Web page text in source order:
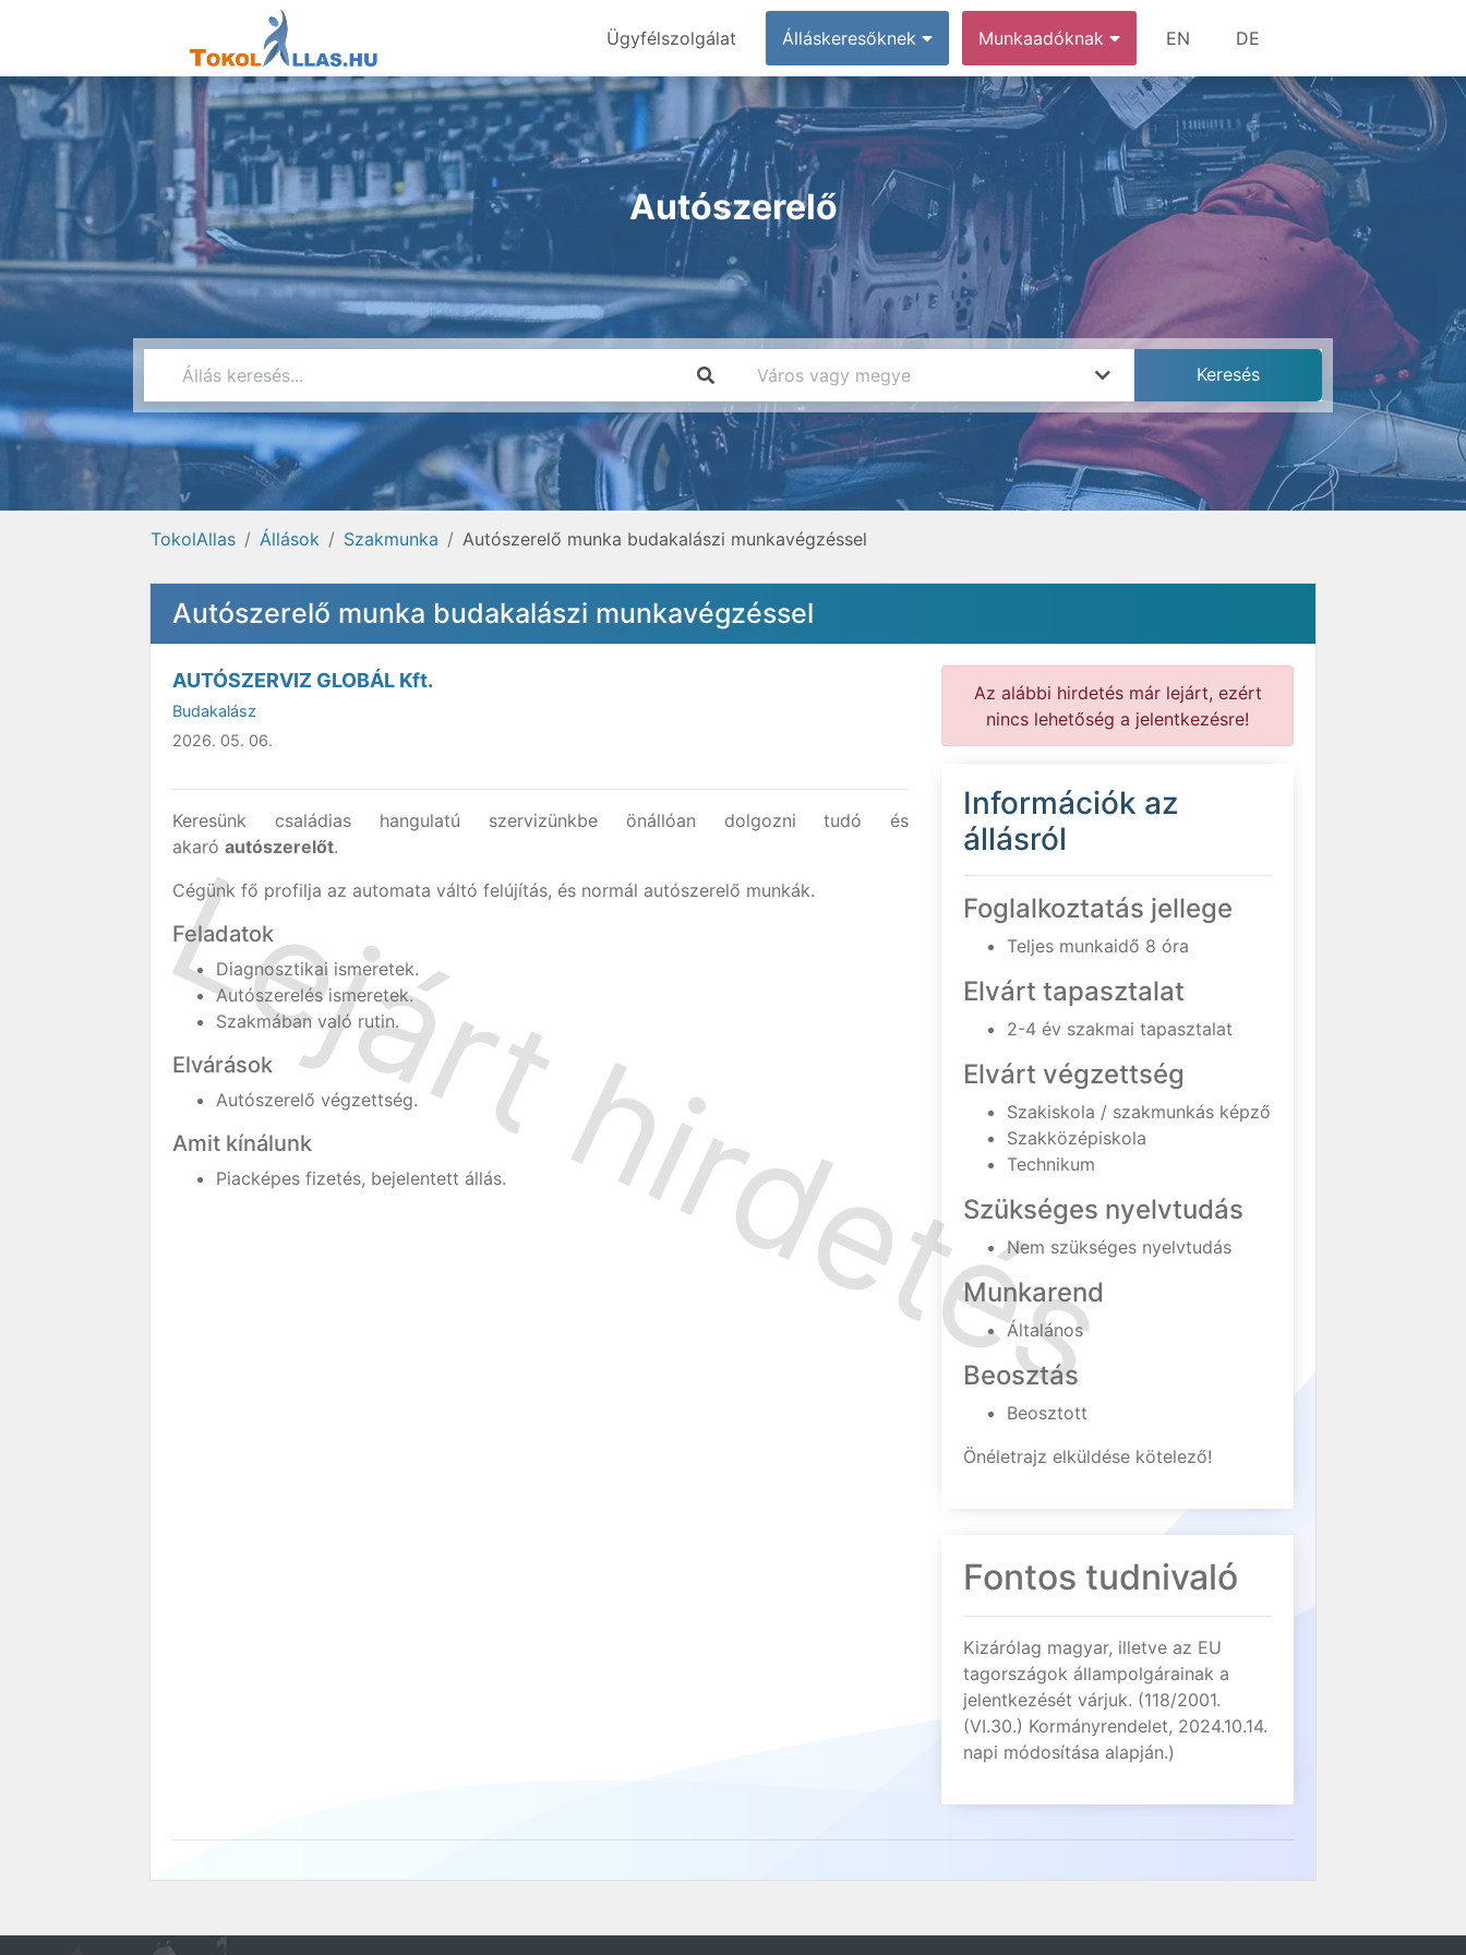
Ügyfélszolgálat Álláskeresőknek Munkaadóknak EN DE
Autószerelő
TokolAllas Állások Szakmunka Autószerelő munka budakalászi munkavégzéssel
Autószerelő munka budakalászi munkavégzéssel
AUTÓSZERVIZ GLOBÁL Kft.
Budakalász
2026. 05. 06.
Keresünk családias hangulatú szervizünkbe önállóan dolgozni tudó és
akaró autószerelőt.
Cégünk fő profilja az automata váltó felújítás, és normál autószerelő munkák.
Feladatok
Diagnosztikai ismeretek.
Autószerelés ismeretek.
Szakmában való rutin.
Elvárások
Autószerelő végzettség.
Amit kínálunk
Piacképes fizetés, bejelentett állás.
Az alábbi hirdetés már lejárt, ezért
nincs lehetőség a jelentkezésre!
Információk az
állásról
Foglalkoztatás jellege
Teljes munkaidő 8 óra
Elvárt tapasztalat
2-4 év szakmai tapasztalat
Elvárt végzettség
Szakiskola / szakmunkás képző
Szakközépiskola
Technikum
Szükséges nyelvtudás
Nem szükséges nyelvtudás
Munkarend
Általános
Beosztás
Beosztott
Önéletrajz elküldése kötelező!
Fontos tudnivaló
Kizárólag magyar, illetve az EU
tagországok állampolgárainak a
jelentkezését várjuk. (118/2001.
(VI.30.) Kormányrendelet, 2024.10.14.
napi módosítása alapján.)